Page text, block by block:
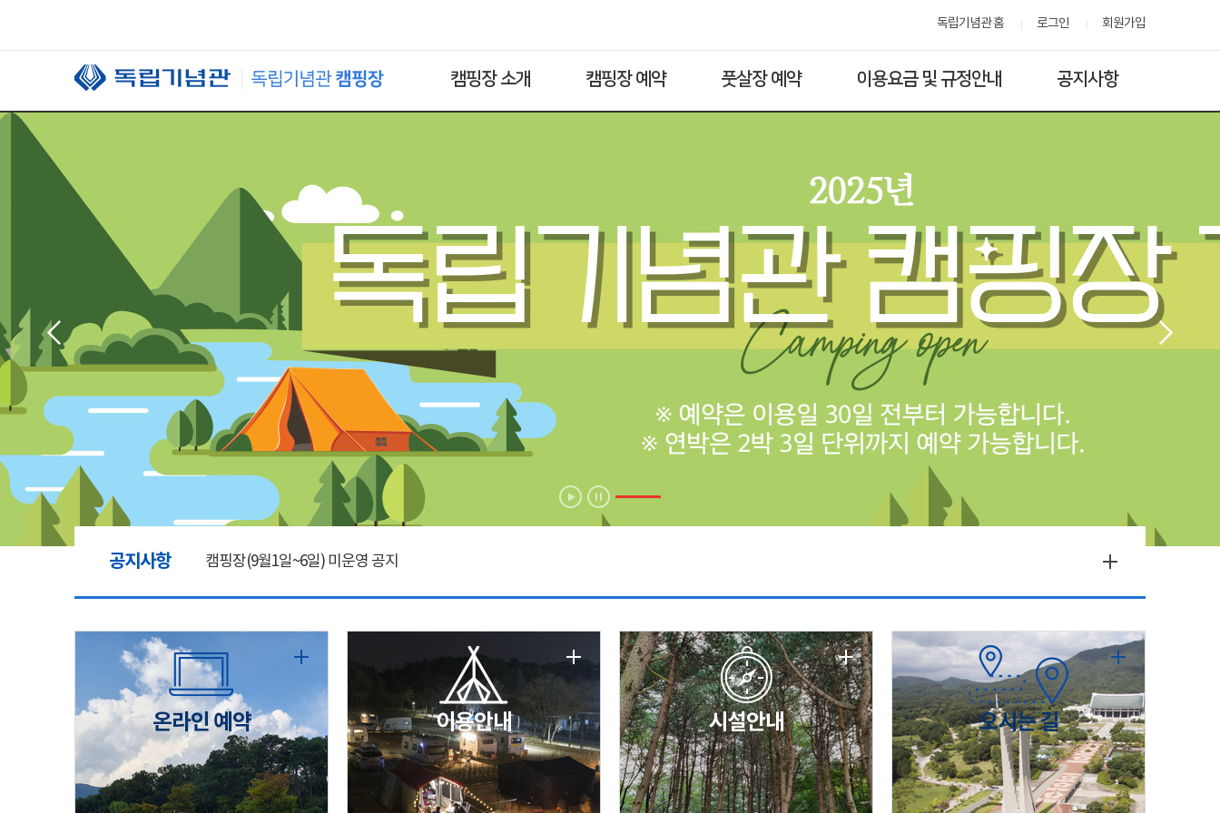
독립기념관 홈 로그인 회원가입
캠핑장 소개 캠핑장 예약 풋살장 예약 이용요금 및 규정안내 공지사항
공지사항 캠핑장(9월1일~6일) 미운영 공지
[6/1]전산시스템 점검 및 안정화에 따른 서비스 이용 제한 안내
2026년 5월 캠핑장 안점 점검의 날 변경 안내
캠핑장(9월1일~6일) 미운영 공지
온라인 예약 이용안내 시설안내 오시는 길